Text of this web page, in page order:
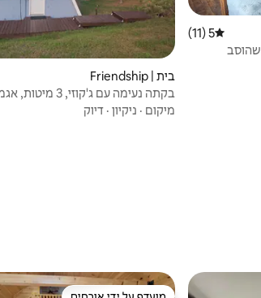
דירוג ממוצע של 5 מתוך 5, 11 ביקורות
5 (11)
חופשה כפרית שלווה ב-Barndo שהוסב
בית | Friendship
בקתה נעימה עם ג'קוזי, 3
שבילים
מיקום · ניקיון · דיוק